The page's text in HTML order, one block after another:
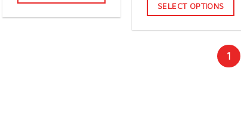
SELECT OPTIONS
multiple
1